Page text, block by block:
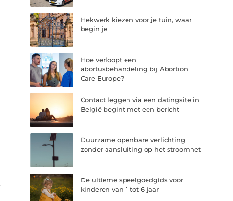
Hekwerk kiezen voor je tuin, waar
begin je
Hoe verloopt een
abortusbehandeling bij Abortion
Care Europe?
Contact leggen via een datingsite in
België begint met een bericht
Duurzame openbare verlichting
zonder aansluiting op het stroomnet
De ultieme speelgoedgids voor
kinderen van 1 tot 6 jaar